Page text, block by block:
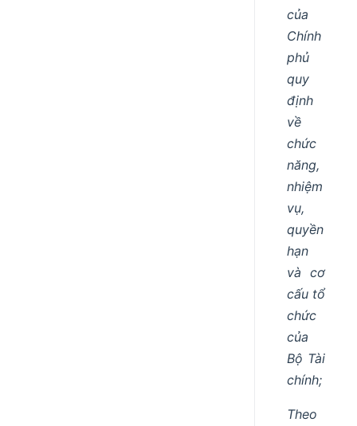
của
Chính
phủ
quy
định
về
chức
năng,
nhiệm
vụ,
quyền
hạn
và cơ
cấu tổ
chức
của
Bộ Tài
chính;
Theo